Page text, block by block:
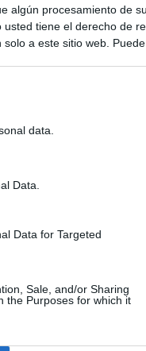
algún procesamiento de
tiene el derecho de
a este sitio web.
data.
Data.
Data for Targeted
Sale, and/or Sharing
the Purposes for which it